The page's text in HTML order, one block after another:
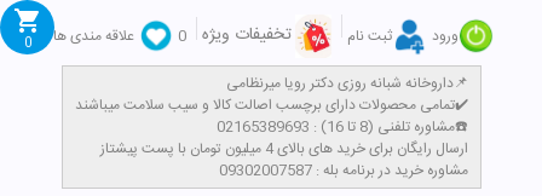
ورود ثبت نام تخفیفات ویژه 0
علاقه مندی ها
داروخانه شبانه روزی دکتر رویا میرنظامی📌
تمامی محصولات دارای برچسب اصالت کالا و سیب سلامت میباشند✔️
مشاوره تلفنی (8 تا 16) : 02165389693☎️
​ارسال رایگان برای خرید های بالای 4 میلیون تومان با پست پیشتاز
مشاوره خرید در برنامه بله : 09302007587
0